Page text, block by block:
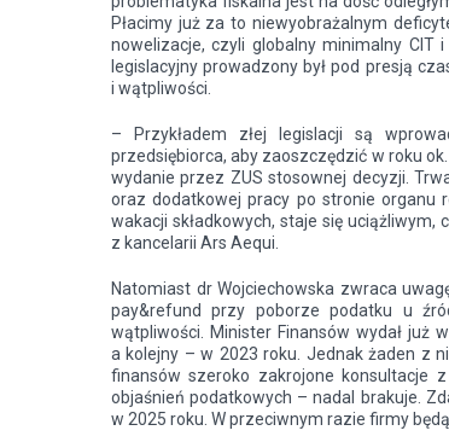
Płacimy już za to niewyobrażalnym
nowelizacje, czyli globalny minimalny CIT
legislacyjny prowadzony był pod presją
i wątpliwości.
– Przykładem złej legislacji są
przedsiębiorca, aby zaoszczędzić w roku
wydanie przez ZUS stosownej decyzji.
oraz dodatkowej pracy po stronie organu
wakacji składkowych, staje się
z kancelarii Ars Aequi.
Natomiast dr Wojciechowska zwraca
pay&refund przy poborze podatku u
wątpliwości. Minister Finansów wydał
a kolejny – w 2023 roku. Jednak żaden z
finansów szeroko zakrojone konsultacje
objaśnień podatkowych – nadal brakuje.
w 2025 roku. W przeciwnym razie firmy